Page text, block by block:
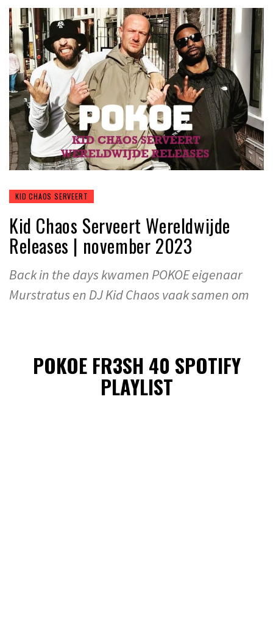
KID CHAOS SERVEERT
Kid Chaos Serveert Wereldwijde
Releases | november 2023
Back in the days kwamen POKOE eigenaar
Murstratus en DJ Kid Chaos vaak samen om
POKOE FR3SH 40 SPOTIFY
PLAYLIST